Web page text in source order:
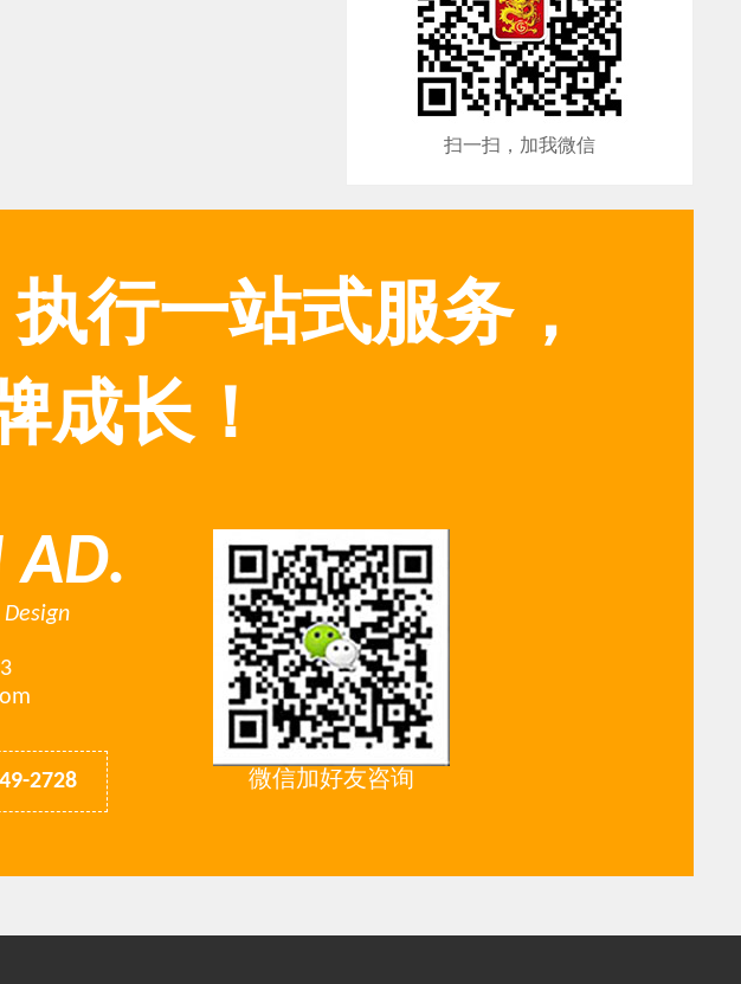
扫一扫，加我微信
行一站式服务，
成长！
AD.
2728 微信加好友咨询